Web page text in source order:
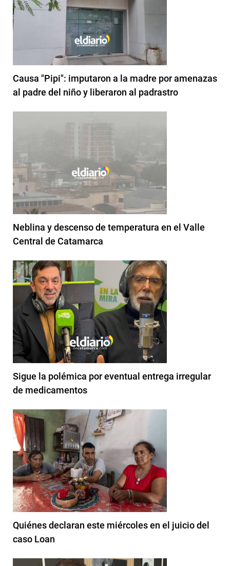
Causa "Pipi": imputaron a la madre por amenazas
al padre del niño y liberaron al padrastro
Neblina y descenso de temperatura en el Valle
Central de Catamarca
Sigue la polémica por eventual entrega irregular
de medicamentos
Quiénes declaran este miércoles en el juicio del
caso Loan